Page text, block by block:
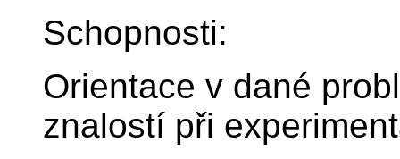
Schopnosti:
Orientace v dané
znalostí při